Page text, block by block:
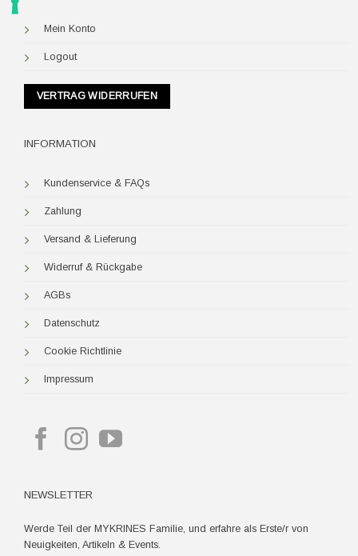
Mein Konto
Logout
VERTRAG WIDERRUFEN
INFORMATION
Kundenservice & FAQs
Zahlung
Versand & Lieferung
Widerruf & Rückgabe
AGBs
Datenschutz
Cookie Richtlinie
Impressum
NEWSLETTER
Werde Teil der MYKRINES Familie, und erfahre als Erste/r von
Neuigkeiten, Artikeln & Events.